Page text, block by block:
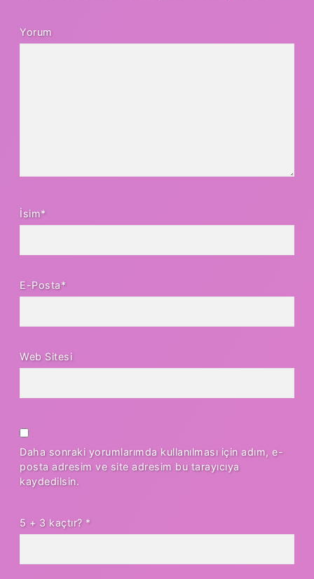
Yorum
İsim*
E-Posta*
Web Sitesi
Daha sonraki yorumlarımda kullanılması için adım, e-
posta adresim ve site adresim bu tarayıcıya
kaydedilsin.
5 + 3 kaçtır? *